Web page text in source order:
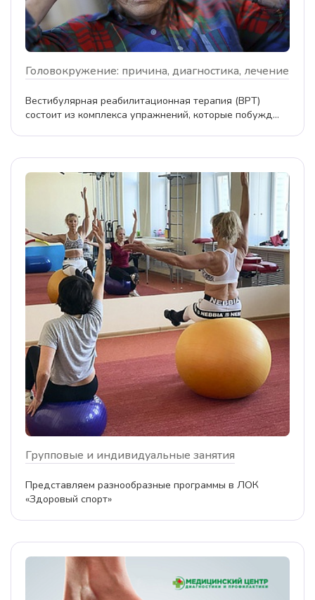
Головокружение: причина, диагностика, лечение
Вестибулярная реабилитационная терапия (ВРТ)
состоит из комплекса упражнений, которые побужд...
Групповые и индивидуальные занятия
Представляем разнообразные программы в ЛОК
«Здоровый спорт»